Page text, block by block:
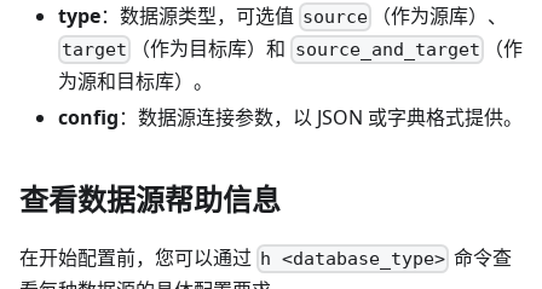
type：数据源类型，可选值 source （作为源库）、
target （作为目标库）和 source_and_target （作
为源和目标库）。
config：数据源连接参数，以 JSON 或字典格式提供。
查看数据源帮助信息
在开始配置前，您可以通过 h <database_type> 命令查